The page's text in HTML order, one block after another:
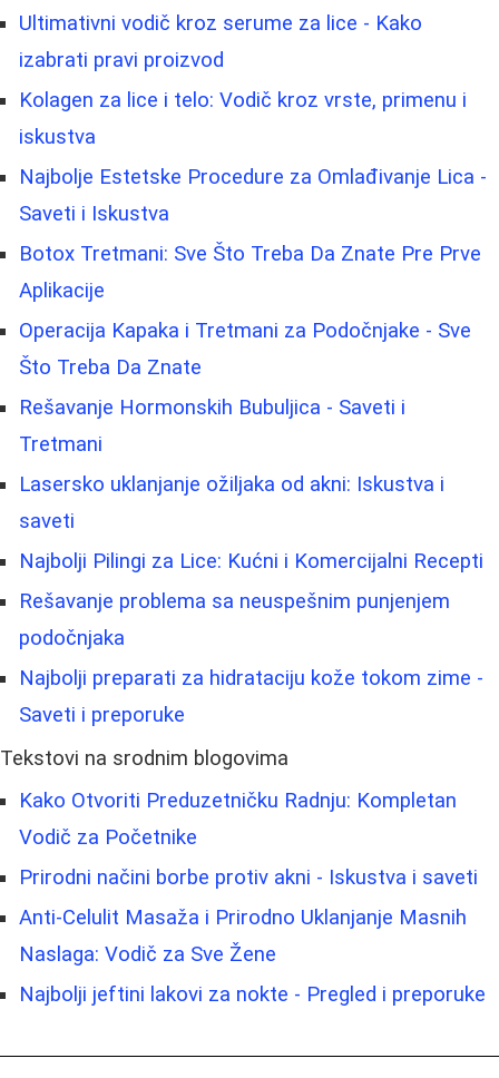
Ultimativni vodič kroz serume za lice - Kako
izabrati pravi proizvod
Kolagen za lice i telo: Vodič kroz vrste, primenu i
iskustva
Najbolje Estetske Procedure za Omlađivanje Lica -
Saveti i Iskustva
Botox Tretmani: Sve Što Treba Da Znate Pre Prve
Aplikacije
Operacija Kapaka i Tretmani za Podočnjake - Sve
Što Treba Da Znate
Rešavanje Hormonskih Bubuljica - Saveti i
Tretmani
Lasersko uklanjanje ožiljaka od akni: Iskustva i
saveti
Najbolji Pilingi za Lice: Kućni i Komercijalni Recepti
Rešavanje problema sa neuspešnim punjenjem
podočnjaka
Najbolji preparati za hidrataciju kože tokom zime -
Saveti i preporuke
Tekstovi na srodnim blogovima
Kako Otvoriti Preduzetničku Radnju: Kompletan
Vodič za Početnike
Prirodni načini borbe protiv akni - Iskustva i saveti
Anti-Celulit Masaža i Prirodno Uklanjanje Masnih
Naslaga: Vodič za Sve Žene
Najbolji jeftini lakovi za nokte - Pregled i preporuke